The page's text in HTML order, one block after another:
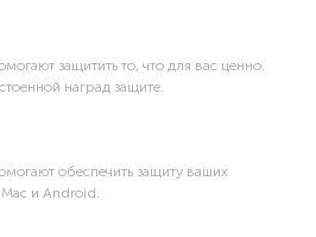
hijacking)
кодом
защитить то, что для вас ценно.
наград защите.
обеспечить защиту ваших
и Android.